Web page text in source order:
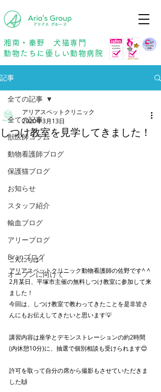
湘南・秦野 犬猫専門
動物たちに優しい動物病院
記事
全ての記事
獣医師コラム
動物看護師ブログ
保護猫ブログ
お知らせ
スタッフ紹介
輸血ブログ
アリーブログ
Branブログ
オープンに向けて
全ての記事
しつけ教室を見学してきました！
アリアスペットクリニック
2020年3月13日
こんにちは！
アリアスペットクリニック動物看護師の佐野です^ ^
2月某日、平塚市主催の無料しつけ教室に参加して来
ました！
今回は、しつけ教室で教わってきたことを是非皆さ
んにもお伝えしてきたいと思います💡
講習内容は座学とデモンストレーションの約2時間
(内休憩10分)に、抽選で個別相談も受けられます😊
許可を取って自分の席から撮影もさせていただきま
した🙌